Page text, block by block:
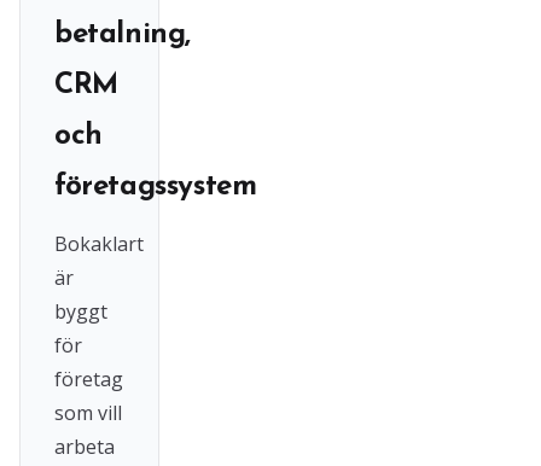
betalning,
CRM
och
företagssystem
Bokaklart
är
byggt
för
företag
som vill
arbeta